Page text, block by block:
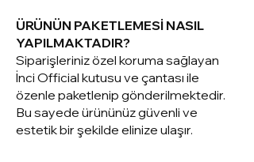
ÜRÜNÜN PAKETLEMESİ NASIL
YAPILMAKTADIR?
Siparişleriniz özel koruma sağlayan
İnci Official kutusu ve çantası ile
özenle paketlenip gönderilmektedir.
Bu sayede ürününüz güvenli ve
estetik bir şekilde elinize ulaşır.